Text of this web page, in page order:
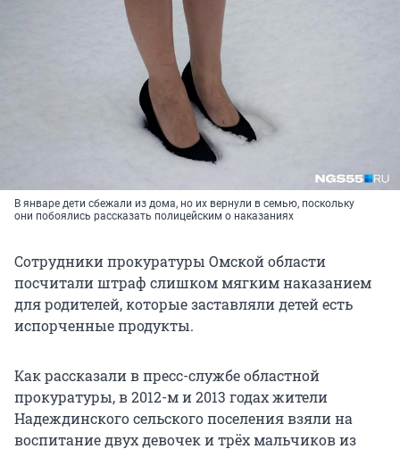
В январе дети сбежали из дома, но их вернули в семью, поскольку
они побоялись рассказать полицейским о наказаниях
Сотрудники прокуратуры Омской области
посчитали штраф слишком мягким наказанием
для родителей, которые заставляли детей есть
испорченные продукты.
Как рассказали в пресс-службе областной
прокуратуры, в 2012-м и 2013 годах жители
Надеждинского сельского поселения взяли на
воспитание двух девочек и трёх мальчиков из